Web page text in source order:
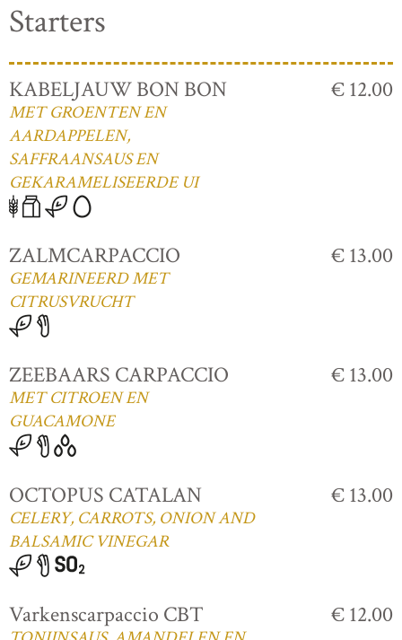
Starters
KABELJAUW BON BON
MET GROENTEN EN
AARDAPPELEN,
SAFFRAANSAUS EN
GEKARAMELISEERDE UI
€ 12.00
ZALMCARPACCIO
GEMARINEERD MET
CITRUSVRUCHT
€ 13.00
ZEEBAARS CARPACCIO
MET CITROEN EN
GUACAMONE
€ 13.00
OCTOPUS CATALAN
CELERY, CARROTS, ONION AND
BALSAMIC VINEGAR
€ 13.00
Varkenscarpaccio CBT € 12.00